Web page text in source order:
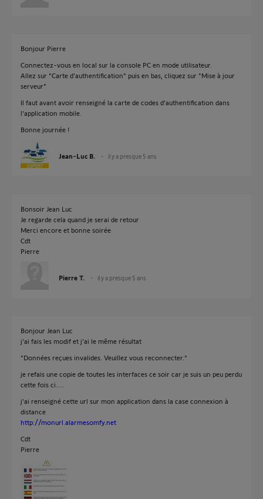
Bonjour Pierre
Connectez-vous en local sur la console PC en mode utilisateur.
Allez sur "Carte d'authentification" puis en bas, cliquez sur "Mise à jour
serveur"
Il faut avant avoir renseigné la carte de codes d'authentification dans
l'application mobile.
Bonne journée !
Jean-Luc B. il y a presque 5 ans
Bonsoir Jean Luc
Je regarde cela quand je serai de retour
Merci encore et bonne soirée
Cdt
Pierre
Pierre T. il y a presque 5 ans
Bonjour Jean Luc
j'ai fais les modif et j'ai le même résultat
"Données reçues invalides. Veuillez vous reconnecter."
je refais une copie de toutes les interfaces ce soir car je suis un peu perdu
cette fois ci.....
j'ai renseigné cette url sur mon application dans la case connexion à
distance
http://monurl.alarmesomfy.net
Cdt
Pierre